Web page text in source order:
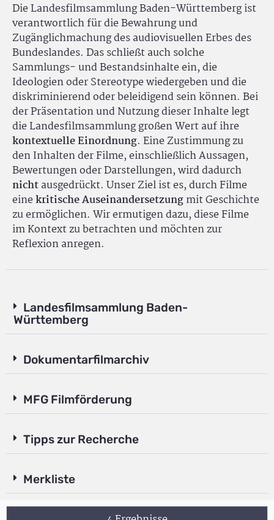
Die Landesfilmsammlung Baden-Württemberg ist
verantwortlich für die Bewahrung und
Zugänglichmachung des audiovisuellen Erbes des
Bundeslandes. Das schließt auch solche
Sammlungs- und Bestandsinhalte ein, die
Ideologien oder Stereotype wiedergeben und die
diskriminierend oder beleidigend sein können. Bei
der Präsentation und Nutzung dieser Inhalte legt
die Landesfilmsammlung großen Wert auf ihre
kontextuelle Einordnung. Eine Zustimmung zu
den Inhalten der Filme, einschließlich Aussagen,
Bewertungen oder Darstellungen, wird dadurch
nichtausgedrückt. Unser Ziel ist es, durch Filme
einekritische Auseinandersetzungmit Geschichte
zu ermöglichen. Wir ermutigen dazu, diese Filme
im Kontext zu betrachten und möchten zur
Reflexion anregen.
Landesfilmsammlung Baden-
Württemberg
Dokumentarfilmarchiv
MFG Filmförderung
Tipps zur Recherche
Merkliste